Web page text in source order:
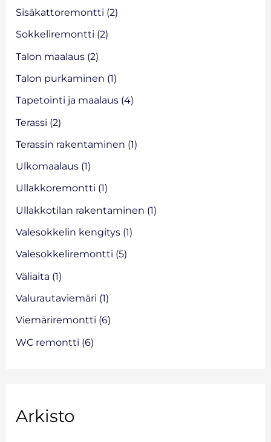
Sisäkattoremontti (2)
Sokkeliremontti (2)
Talon maalaus (2)
Talon purkaminen (1)
Tapetointi ja maalaus (4)
Terassi (2)
Terassin rakentaminen (1)
Ulkomaalaus (1)
Ullakkoremontti (1)
Ullakkotilan rakentaminen (1)
Valesokkelin kengitys (1)
Valesokkeliremontti (5)
Väliaita (1)
Valurautaviemäri (1)
Viemäriremontti (6)
WC remontti (6)
Arkisto